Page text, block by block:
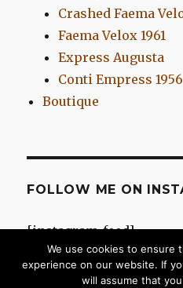
Crashed Faema
Faema Velox 1961
Express Augusta
Conti Empress 1956
Boutique
FOLLOW ME ON
[instagram-feed]
We use cookies to ensure
experience on our website. If
will assume that